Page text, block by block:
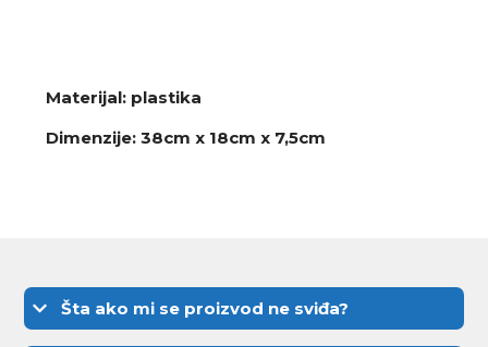
Materijal: plastika
Dimenzije: 38cm x 18cm x 7,5cm
Šta ako mi se proizvod ne sviđa?